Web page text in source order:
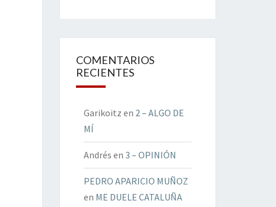
COMENTARIOS
RECIENTES
Garikoitz en 2 – ALGO DE
MÍ
Andrés en 3 – OPINIÓN
PEDRO APARICIO MUÑOZ
en ME DUELE CATALUÑA